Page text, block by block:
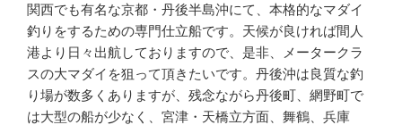
関西でも有名な京都・丹後半島沖にて、本格的なマダイ
釣りをするための専門仕立船です。天候が良ければ間人
港より日々出航しておりますので、是非、メータークラ
スの大マダイを狙って頂きたいです。丹後沖は良質な釣
り場が数多くありますが、残念ながら丹後町、網野町で
は大型の船が少なく、宮津・天橋立方面、舞鶴、兵庫